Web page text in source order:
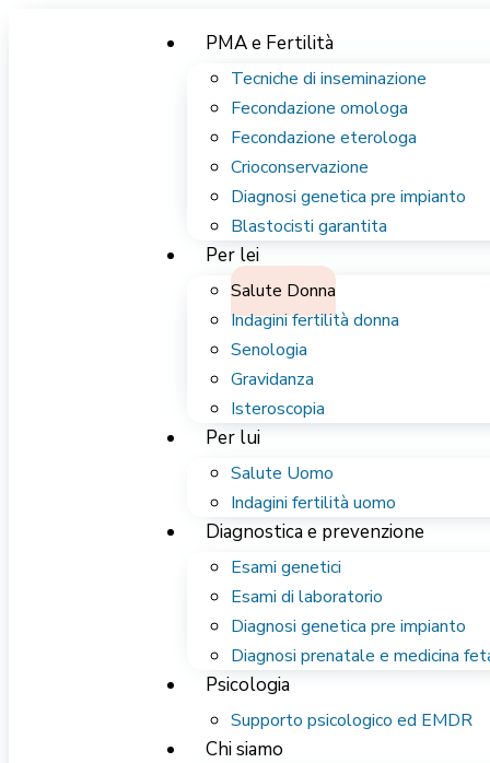
PMA e Fertilità
Tecniche di inseminazione
Fecondazione omologa
Fecondazione eterologa
Crioconservazione
Diagnosi genetica pre impianto
Blastocisti garantita
Per lei
Salute Donna
Indagini fertilità donna
Senologia
Gravidanza
Isteroscopia
Per lui
Salute Uomo
Indagini fertilità uomo
Diagnostica e prevenzione
Esami genetici
Esami di laboratorio
Diagnosi genetica pre impianto
Diagnosi prenatale e medicina
Psicologia
Supporto psicologico ed EMDR
Chi siamo